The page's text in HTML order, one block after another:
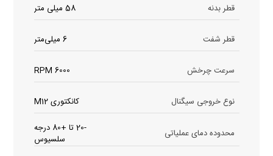
قطر بدنه 58 میلی متر
قطر شفت 6 میلی‌متر
سرعت چرخش 6000 RPM
نوع خروجی سیگنال کانکتوری M12
محدوده دمای عملیاتی
-20 تا +80 درجه
سلسیوس